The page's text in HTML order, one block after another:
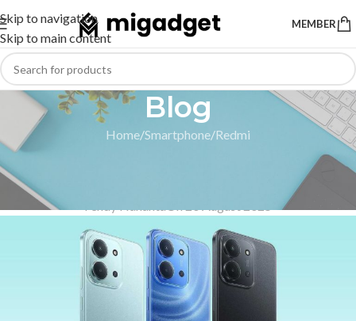
Skip to navigation
Skip to main content
MEMBER
Blog
Home Smartphone Redmi
HP 1 Jutaan Terbaru Redmi 15C